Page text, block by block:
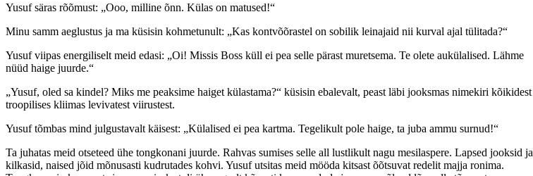
Yusuf säras rõõmust: „Ooo, milline õnn. Külas on matused!“
Minu samm aeglustus ja ma küsisin kohmetunult: „Kas kontvõõrastel on sobilik leinajaid nii kurval ajal tülitada?“
Yusuf viipas energiliselt meid edasi: „Oi! Missis Boss küll ei pea selle pärast muretsema. Te olete aukülalised. Lähme
nüüd haige juurde.“
„Yusuf, oled sa kindel? Miks me peaksime haiget külastama?“ küsisin ebalevalt, peast läbi jooksmas nimekiri kõikidest
troopilises kliimas levivatest viirustest.
Yusuf tõmbas mind julgustavalt käisest: „Külalised ei pea kartma. Tegelikult pole haige, ta juba ammu surnud!“
Ta juhatas meid otseteed ühe tongkonani juurde. Rahvas sumises selle all lustlikult nagu mesilaspere. Lapsed jooksid ja
kilkasid, naised jõid mõnusasti kudrutades kohvi. Yusuf utsitas meid mööda kitsast õõtsuvat redelit majja ronima.